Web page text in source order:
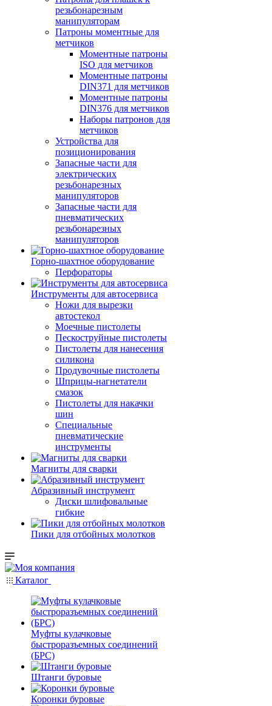
резьбонарезным
манипуляторам
Патроны моментные для
метчиков
Моментные патроны
ISO для метчиков
Моментные патроны
DIN371 для метчиков
Моментные патроны
DIN376 для метчиков
Наборы патронов для
метчиков
Устройства для
позиционирования
Запасные части для
электрических
резьбонарезных
манипуляторов
Запасные части для
пневматических
резьбонарезных
манипуляторов
Горно-шахтное оборудование
Перфораторы
Инструменты для автосервиса
Ножи для вырезки
автостекол
Моечные пистолеты
Пескоструйные пистолеты
Пистолеты для нанесения
силикона
Продувочные пистолеты
Шприцы-нагнетатели
смазок
Пистолеты для накачки
шин
Специальные
пневматические
инструменты
Магниты для сварки
Абразивный инструмент
Диски шлифовальные
гибкие
Пики для отбойных молотков
Каталог
Муфты кулачковые
быстроразъемных соединений
(БРС)
Штанги буровые
Коронки буровые